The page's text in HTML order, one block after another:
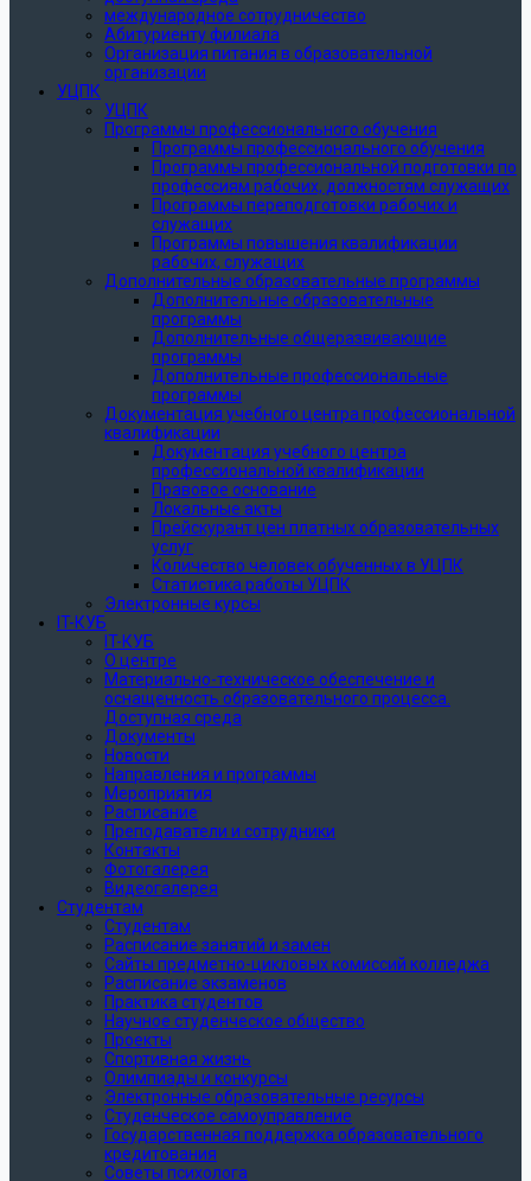
международное сотрудничество
Абитуриенту филиала
Организация питания в образовательной
организации
УЦПК
УЦПК
Программы профессионального обучения
Программы профессионального обучения
Программы профессиональной подготовки по
профессиям рабочих, должностям служащих
Программы переподготовки рабочих и
служащих
Программы повышения квалификации
рабочих, служащих
Дополнительные образовательные программы
Дополнительные образовательные
программы
Дополнительные общеразвивающие
программы
Дополнительные профессиональные
программы
Документация учебного центра профессиональной
квалификации
Документация учебного центра
профессиональной квалификации
Правовое основание
Локальные акты
Прейскурант цен платных образовательных
услуг
Количество человек обученных в УЦПК
Статистика работы УЦПК
Электронные курсы
IT-КУБ
IT-КУБ
О центре
Материально-техническое обеспечение и
оснащенность образовательного процесса.
Доступная среда
Документы
Новости
Направления и программы
Мероприятия
Расписание
Преподаватели и сотрудники
Контакты
Фотогалерея
Видеогалерея
Студентам
Студентам
Расписание занятий и замен
Сайты предметно-цикловых комиссий колледжа
Расписание экзаменов
Практика студентов
Научное студенческое общество
Проекты
Спортивная жизнь
Олимпиады и конкурсы
Электронные образовательные ресурсы
Студенческое самоуправление
Государственная поддержка образовательного
кредитования
Советы психолога